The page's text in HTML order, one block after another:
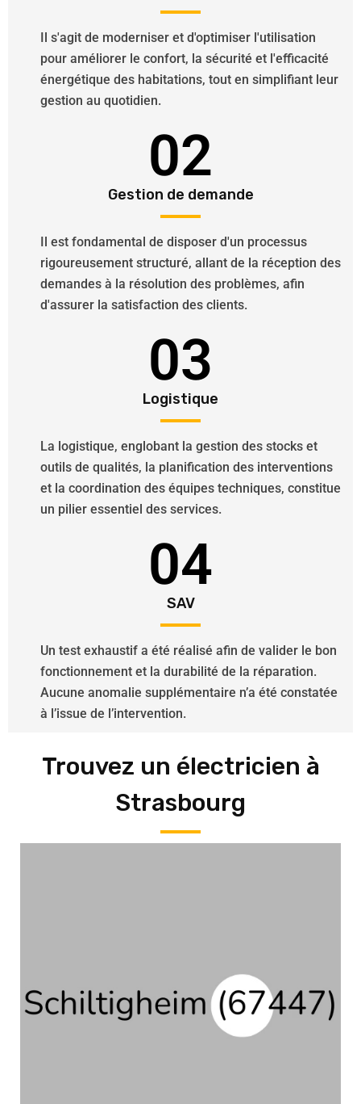
Il s'agit de moderniser et d'optimiser l'utilisation
pour améliorer le confort, la sécurité et l'efficacité
énergétique des habitations, tout en simplifiant leur
gestion au quotidien.
02
Gestion de demande
Il est fondamental de disposer d'un processus
rigoureusement structuré, allant de la réception des
demandes à la résolution des problèmes, afin
d'assurer la satisfaction des clients.
03
Logistique
La logistique, englobant la gestion des stocks et
outils de qualités, la planification des interventions
et la coordination des équipes techniques, constitue
un pilier essentiel des services.
04
SAV
Un test exhaustif a été réalisé afin de valider le bon
fonctionnement et la durabilité de la réparation.
Aucune anomalie supplémentaire n’a été constatée
à l’issue de l’intervention.
Trouvez un électricien à
Strasbourg